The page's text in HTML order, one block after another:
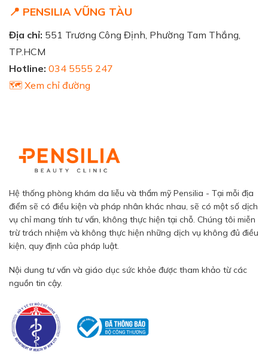
📍 PENSILIA VŨNG TÀU
Địa chỉ: 551 Trương Công Định, Phường Tam Thắng,
TP.HCM
Hotline: 034 5555 247
🗺️ Xem chỉ đường
Hệ thống phòng khám da liễu và thẩm mỹ Pensilia - Tại mỗi địa
điểm sẽ có điều kiện và pháp nhân khác nhau, sẽ có một số dịch
vụ chỉ mang tính tư vấn, không thực hiện tại chỗ. Chúng tôi miễn
trừ trách nhiệm và không thực hiện những dịch vụ không đủ điều
kiện, quy định của pháp luật.
Nội dung tư vấn và giáo dục sức khỏe được tham khảo từ các
nguồn tin cậy.